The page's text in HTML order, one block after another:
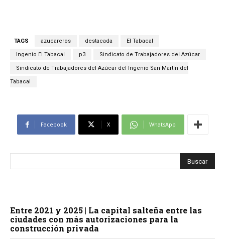
TAGS azucareros destacada El Tabacal
Ingenio El Tabacal p3 Sindicato de Trabajadores del Azúcar
Sindicato de Trabajadores del Azúcar del Ingenio San Martín del
Tabacal
Facebook X WhatsApp
Entre 2021 y 2025 | La capital salteña entre las
ciudades con más autorizaciones para la
construcción privada